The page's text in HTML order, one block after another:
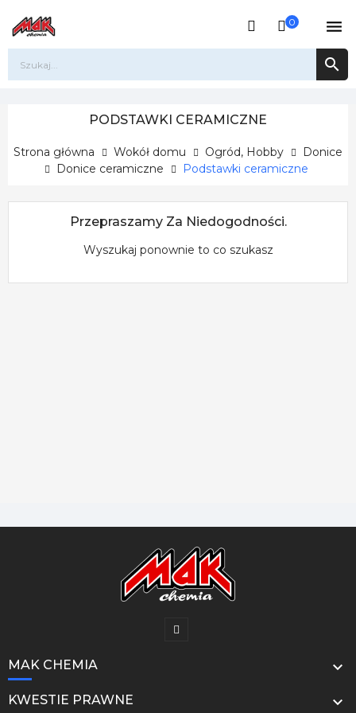
0 

PODSTAWKI CERAMICZNE
Strona główna Wokół domu Ogród, Hobby
Donice
Donice ceramiczne
Podstawki ceramiczne
Przepraszamy Za Niedogodności.
Wyszukaj ponownie to co szukasz
MAK CHEMIA 
KWESTIE PRAWNE 